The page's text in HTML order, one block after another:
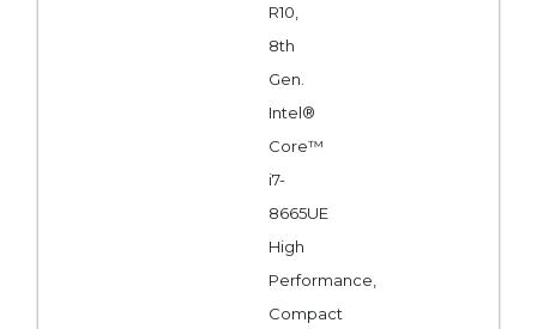
R10,
8th
Gen.
Intel®
Core™
i7-
8665UE
High
Performance,
Compact